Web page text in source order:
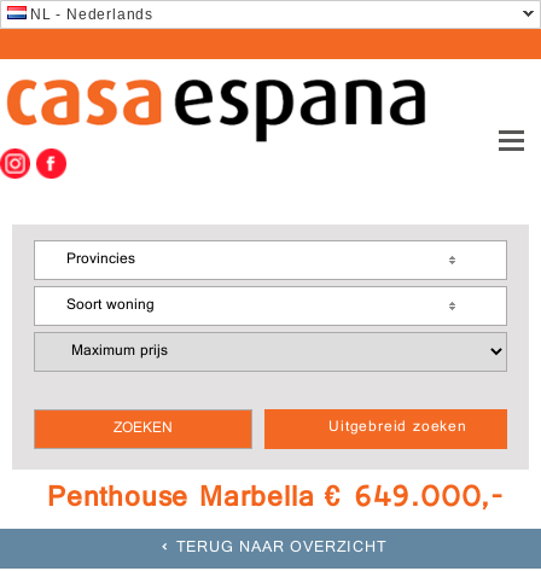
NL - Nederlands
Uitgebreid zoeken
Provincies
Soort woning
Penthouse Marbella € 649.000,-
TERUG NAAR OVERZICHT